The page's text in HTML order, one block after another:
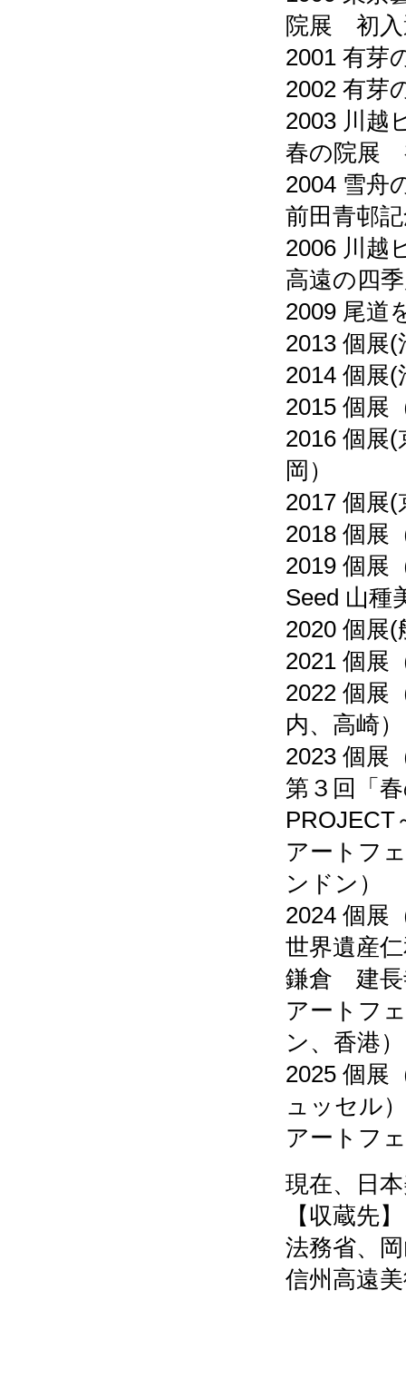
F8月夜(エスト
P10アドリア海
Ｆ3月夜(ベネチ
40号変形 月明
院展 初入
2001 有芽
2002 有芽
2003 川越
春の院展
2004 雪舟
前田青邨
2006 川越
高遠の四
2009 尾道
2013 個展
2014 個展
2015 個展
2016 個展
岡）
2017 個展
2018 個展
2019 個展
Seed 山種
2020 個展
2021 個展
2022 個展
内、高崎）
2023 個展
第３回「
PROJECT
アートフ
ンドン）
2024 個展
世界遺産
鎌倉 建
アートフ
ン、香港）
2025 個展
ュッセル）
アートフ
現在、日
【収蔵先】
法務省、
信州高遠